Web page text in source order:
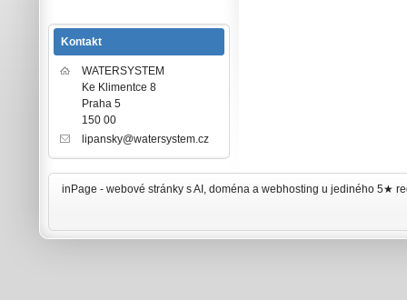
Kontakt
WATERSYSTEM
Ke Klimentce 8
Praha 5
150 00
lipansky@watersystem.cz
inPage - webové stránky s AI, doména a webhosting u jediného 5★